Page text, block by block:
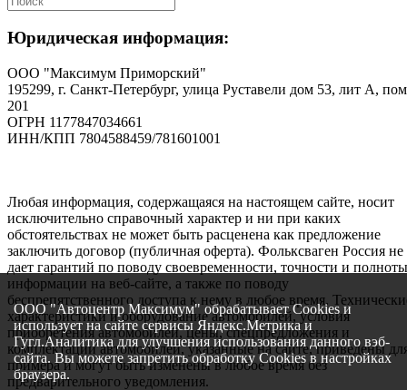
ООО "Автоцентр Максимум" обрабатывает Cookies и
использует на сайте сервисы Яндекс.Метрика и
Гугл.Аналитика для улучшения использования данного вэб-
сайта. Вы можете запретить обработку Cookies в настройках
браузера.
Юридическая информация:
ООО "Максимум Приморский"
195299, г. Санкт-Петербург, улица Руставели дом 53, лит А,
201
ОГРН 1177847034661
ИНН/КПП 7804588459/781601001
Любая информация, содержащаяся на настоящем сайте, носит
исключительно справочный характер и ни при каких
обстоятельствах не может быть расценена как предложение
заключить договор (публичная оферта). Фольксваген Россия не
дает гарантий по поводу своевременности, точности и полноты
информации на веб-сайте, а также по поводу
беспрепятственного доступа к нему в любое время.
характеристики и оборудование автомобилей, условия
приобретения автомобилей, цены, спецпредложения и
комплектации автомобилей, указанные на сайте, приведены
примера и могут быть изменены в любое время без
предварительного уведомления.